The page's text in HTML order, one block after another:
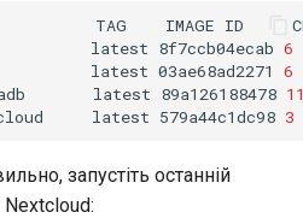
TAG IMAGE ID
latest 8f7ccb04ecab 6
latest 03ae68ad2271
6
latest 89a126188478
latest 579a44c1dc98 3
запустіть останній
Nextcloud: